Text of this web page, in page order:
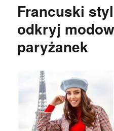
Francuski
odkryj
paryżanek